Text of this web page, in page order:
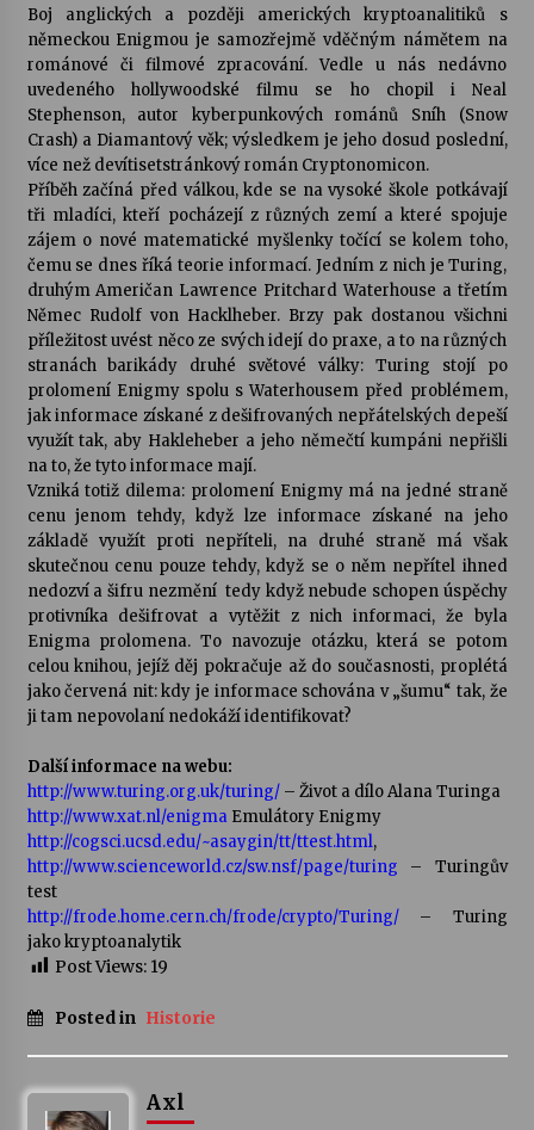
Boj anglických a později amerických kryptoanalitiků s
německou Enigmou je samozřejmě vděčným námětem na
románové či filmové zpracování. Vedle u nás nedávno
uvedeného hollywoodské filmu se ho chopil i Neal
Stephenson, autor kyberpunkových románů Sníh (Snow
Crash) a Diamantový věk; výsledkem je jeho dosud poslední,
více než devítisetstránkový román Cryptonomicon.
Příběh začíná před válkou, kde se na vysoké škole potkávají
tři mladíci, kteří pocházejí z různých zemí a které spojuje
zájem o nové matematické myšlenky točící se kolem toho,
čemu se dnes říká teorie informací. Jedním z nich je Turing,
druhým Američan Lawrence Pritchard Waterhouse a třetím
Němec Rudolf von Hacklheber. Brzy pak dostanou všichni
příležitost uvést něco ze svých idejí do praxe, a to na různých
stranách barikády druhé světové války: Turing stojí po
prolomení Enigmy spolu s Waterhousem před problémem,
jak informace získané z dešifrovaných nepřátelských depeší
využít tak, aby Hakleheber a jeho němečtí kumpáni nepřišli
na to, že tyto informace mají.
Vzniká totiž dilema: prolomení Enigmy má na jedné straně
cenu jenom tehdy, když lze informace získané na jeho
základě využít proti nepříteli, na druhé straně má však
skutečnou cenu pouze tehdy, když se o něm nepřítel ihned
nedozví a šifru nezmění  tedy když nebude schopen úspěchy
protivníka dešifrovat a vytěžit z nich informaci, že byla
Enigma prolomena. To navozuje otázku, která se potom
celou knihou, jejíž děj pokračuje až do současnosti, proplétá
jako červená nit: kdy je informace schována v „šumu“ tak, že
ji tam nepovolaní nedokáží identifikovat?
Další informace na webu:
http://www.turing.org.uk/turing/– Život a dílo Alana Turinga
http://www.xat.nl/enigmaEmulátory Enigmy
http://cogsci.ucsd.edu/~asaygin/tt/ttest.html,
http://www.scienceworld.cz/sw.nsf/page/turing – Turingův
test
http://frode.home.cern.ch/frode/crypto/Turing/– Turing
jako kryptoanalytik
Post Views: 19
Posted in Historie
Axl